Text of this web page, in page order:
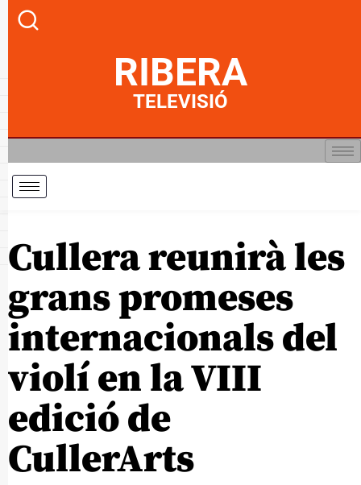
RIBERA
TELEVISIÓ
Cullera reunirà les
grans promeses
internacionals del
violí en la VIII
edició de
CullerArts